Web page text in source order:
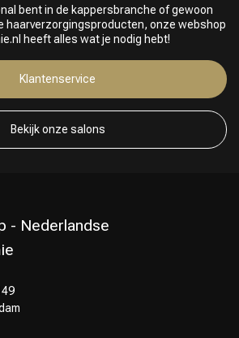
bent in de kappersbranche of gewoon
haarverzorgingsproducten, onze webshop
heeft alles wat je nodig hebt!
Klantenservice
Bekijk onze salons
- Nederlandse